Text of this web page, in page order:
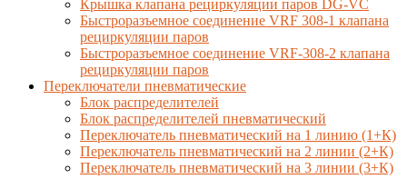
Крышка клапана рециркуляции паров DG-VC
Быстроразъемное соединение VRF 308-1 клапана
рециркуляции паров
Быстроразъемное соединение VRF-308-2 клапана
рециркуляции паров
Переключатели пневматические
Блок распределителей
Блок распределителей пневматический
Переключатель пневматический на 1 линию (1+К)
Переключатель пневматический на 2 линии (2+К)
Переключатель пневматический на 3 линии (3+К)